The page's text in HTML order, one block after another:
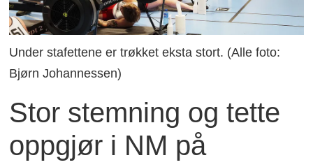
Under stafettene er trøkket eksta stort. (Alle foto:
Bjørn Johannessen)
Stor stemning og tette
oppgjør i NM på